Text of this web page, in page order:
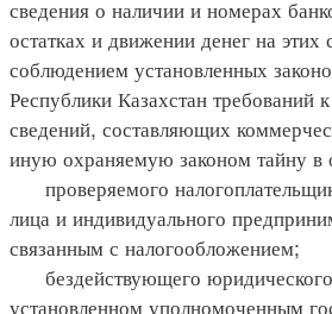
сведения о наличии и номерах
остатках и движении денег на этих
соблюдением установленных
Республики Казахстан требований
сведений, составляющих
иную охраняемую законом тайну в
проверяемого
лица и индивидуального
связанным с налогообложением;
бездействующего
установленном уполномоченным